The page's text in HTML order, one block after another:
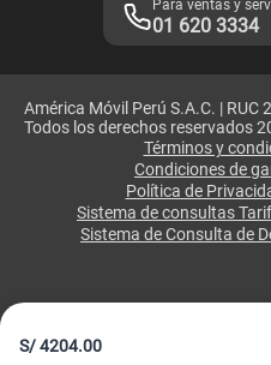
S/4204.00
Para ventas y
01 620 3334
América Móvil Perú S.A.C. | RUC
Todos los derechos reservados
Términos y
Condiciones de
Política de
Sistema de consultas
Sistema de Consulta de